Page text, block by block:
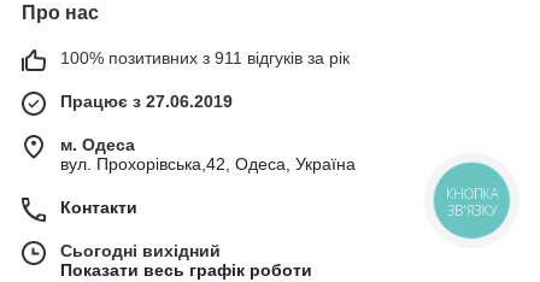
Про нас
100% позитивних з 911 відгуків за рік
Працює з 27.06.2019
м. Одеса
вул. Прохорівська,42, Одеса, Україна
Контакти
Сьогодні вихідний
Показати весь графік роботи
КНОПКА
ЗВ'ЯЗКУ